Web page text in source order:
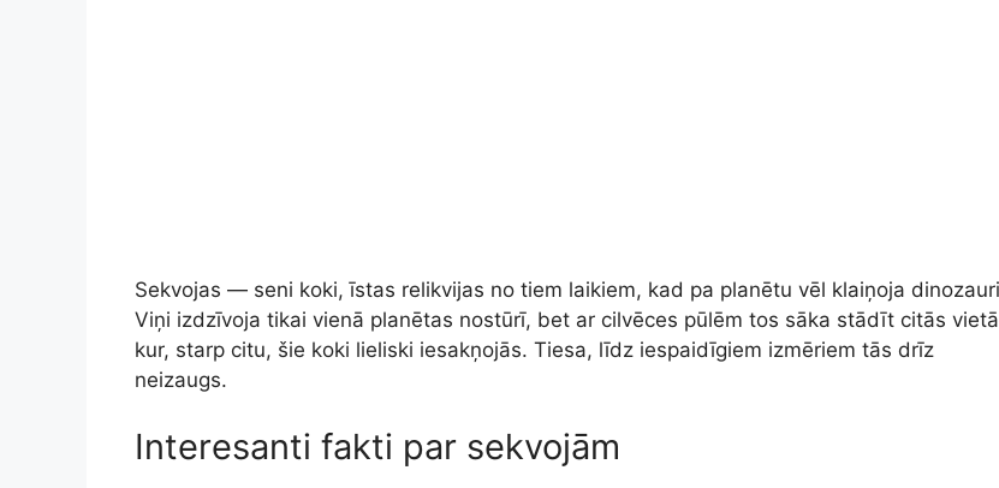
Sekvojas — seni koki, īstas relikvijas no tiem laikiem, kad pa planētu vēl klaiņoja
Viņi izdzīvoja tikai vienā planētas nostūrī, bet ar cilvēces pūlēm tos sāka stādīt citās
kur, starp citu, šie koki lieliski iesakņojās. Tiesa, līdz iespaidīgiem izmēriem tās drīz
neizaugs.
Interesanti fakti par sekvojām